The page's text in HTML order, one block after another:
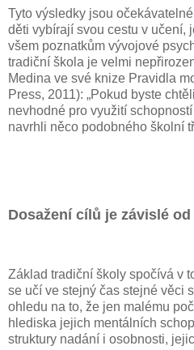
Tyto výsledky jsou
děti vybírají svou cestu v učení,
všem poznatkům vývojové
tradiční škola je velmi
Medina ve své knize Pravidla
Press, 2011): „Pokud byste
nevhodné pro využití
navrhli něco podobného školní
Dosažení cílů je závislé
Základ tradiční školy spočívá v
se učí ve stejný čas stejné věci
ohledu na to, že jen malému
hlediska jejich mentálních
struktury nadání i osobnosti,